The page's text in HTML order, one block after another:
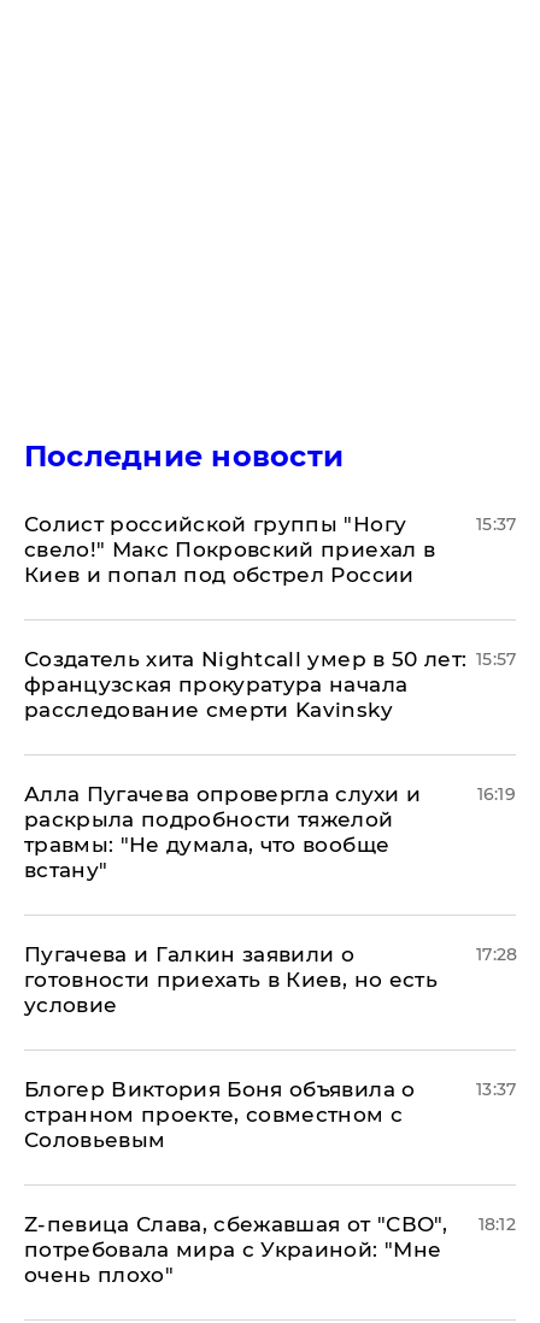
Последние новости
Солист российской группы "Ногу
свело!" Макс Покровский приехал в
Киев и попал под обстрел России
15:37
Создатель хита Nightcall умер в 50 лет:
французская прокуратура начала
расследование смерти Kavinsky
15:57
Алла Пугачева опровергла слухи и
раскрыла подробности тяжелой
травмы: "Не думала, что вообще
встану"
16:19
Пугачева и Галкин заявили о
готовности приехать в Киев, но есть
условие
17:28
Блогер Виктория Боня объявила о
странном проекте, совместном с
Соловьевым
13:37
Z-певица Слава, сбежавшая от "СВО",
потребовала мира с Украиной: "Мне
очень плохо"
18:12